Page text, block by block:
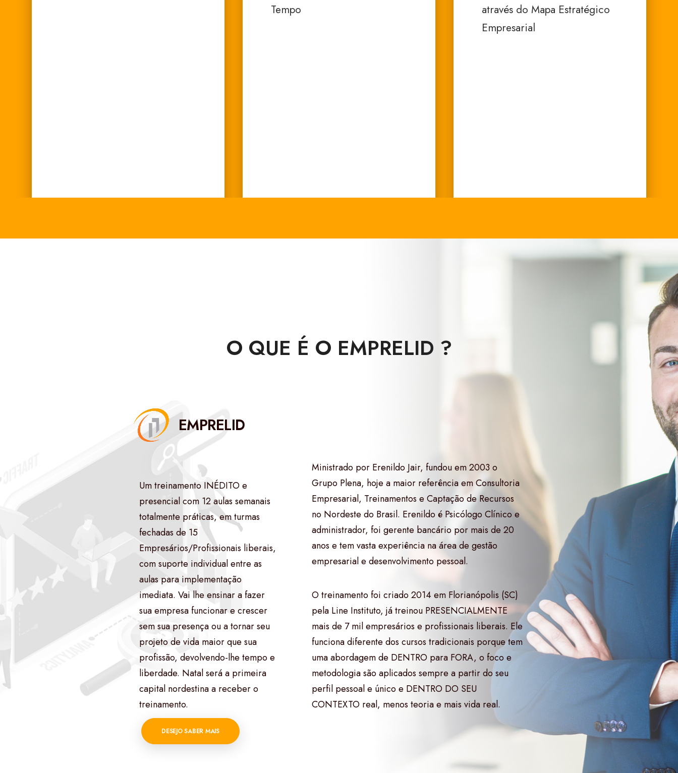
Tempo
através do Mapa Estratégico
Empresarial
O QUE É O EMPRELID ?
EMPRELID
Um treinamento INÉDITO e
presencial com 12 aulas semanais
totalmente práticas, em turmas
fechadas de 15
Empresários/Profissionais liberais,
com suporte individual entre as
aulas para implementação
imediata. Vai lhe ensinar a fazer
sua empresa funcionar e crescer
sem sua presença ou a tornar seu
projeto de vida maior que sua
profissão, devolvendo-lhe tempo e
liberdade. Natal será a primeira
capital nordestina a receber o
treinamento.
DESEJO SABER MAIS
Ministrado por Erenildo Jair, fundou em 2003 o
Grupo Plena, hoje a maior referência em Consultoria
Empresarial, Treinamentos e Captação de Recursos
no Nordeste do Brasil. Erenildo é Psicólogo Clínico e
administrador, foi gerente bancário por mais de 20
anos e tem vasta experiência na área de gestão
empresarial e desenvolvimento pessoal.
O treinamento foi criado 2014 em Florianópolis (SC)
pela Line Instituto, já treinou PRESENCIALMENTE
mais de 7 mil empresários e profissionais liberais. Ele
funciona diferente dos cursos tradicionais porque tem
uma abordagem de DENTRO para FORA, o foco e
metodologia são aplicados sempre a partir do seu
perfil pessoal e único e DENTRO DO SEU
CONTEXTO real, menos teoria e mais vida real.